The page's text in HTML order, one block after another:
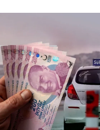
SPOR
YAŞAM
YEREL